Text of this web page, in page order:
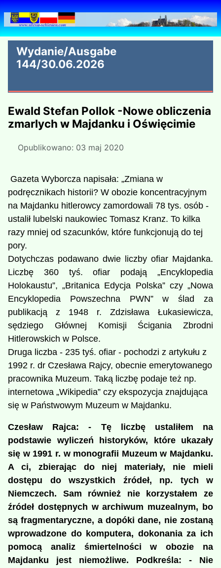
Wydanie/Ausgabe
144/30.06.2026
Ewald Stefan Pollok -Nowe obliczenia
zmarlych w Majdanku i Oświęcimie
Opublikowano: 03 maj 2020
Gazeta Wyborcza napisała: „Zmiana w
podręcznikach historii? W obozie koncentracyjnym
na Majdanku hitlerowcy zamordowali 78 tys. osób -
ustalił lubelski naukowiec Tomasz Kranz. To kilka
razy mniej od szacunków, które funkcjonują do tej
pory.
Dotychczas podawano dwie liczby ofiar Majdanka.
Liczbę 360 tyś. ofiar podają „Encyklopedia
Holokaustu”, „Britanica Edycja Polska” czy „Nowa
Encyklopedia Powszechna PWN” w ślad za
publikacją z 1948 r. Zdzisława Łukasiewicza,
sędziego Głównej Komisji Ścigania Zbrodni
Hitlerowskich w Polsce.
Druga liczba - 235 tyś. ofiar - pochodzi z artykułu z
1992 r. dr Czesława Rajcy, obecnie emerytowanego
pracownika Muzeum. Taką liczbę podaje też np.
internetowa „Wikipedia” czy ekspozycja znajdująca
się w Państwowym Muzeum w Majdanku.
Czesław Rajca: - Tę liczbę ustaliłem na
podstawie wyliczeń historyków, które ukazały
się w 1991 r. w monografii Muzeum w Majdanku.
A ci, zbierając do niej materiały, nie mieli
dostępu do wszystkich źródeł, np. tych w
Niemczech. Sam również nie korzystałem ze
źródeł dostępnych w archiwum muzealnym, bo
są fragmentaryczne, a dopóki dane, nie zostaną
wprowadzone do komputera, dokonania za ich
pomocą analiz śmiertelności w obozie na
Majdanku jest niemożliwe. Podkreśla: - Nie